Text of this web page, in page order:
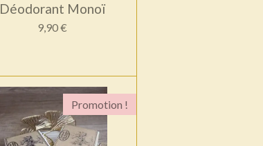
Déodorant Monoï
9,90 €
Promotion !